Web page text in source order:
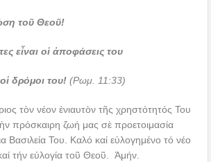
τοῦ Θεοῦ!
εἶναι οἱ ἀποφάσεις του
οἱ δρόμοι του!(Ρωμ. 11:33)
τὸν νέον ἐνιαυτὸν τῆς χρηστότητός Του
πρόσκαιρη ζωή μας σὲ προετοιμασία
Βασιλεία Του. Καλό καί εὐλογημένο τό νέο
τήν εὐλογία τοῦ Θεοῦ. Ἀμήν.